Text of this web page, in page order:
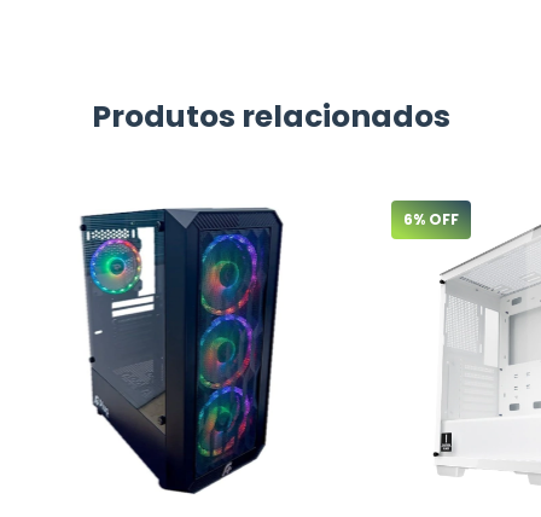
Produtos relacionados
6% OFF